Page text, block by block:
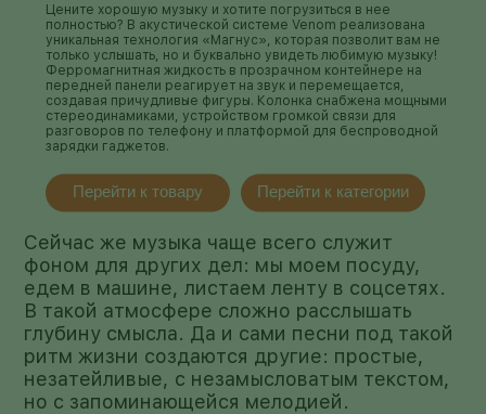
Цените хорошую музыку и хотите погрузиться в нее
полностью? В акустической системе Venom реализована
уникальная технология «Магнус», которая позволит вам не
только услышать, но и буквально увидеть любимую музыку!
Ферромагнитная жидкость в прозрачном контейнере на
передней панели реагирует на звук и перемещается,
создавая причудливые фигуры. Колонка снабжена мощными
стереодинамиками, устройством громкой связи для
разговоров по телефону и платформой для беспроводной
зарядки гаджетов.
Перейти к товару Перейти к категории
Сейчас же музыка чаще всего служит
фоном для других дел: мы моем посуду,
едем в машине, листаем ленту в соцсетях.
В такой атмосфере сложно расслышать
глубину смысла. Да и сами песни под такой
ритм жизни создаются другие: простые,
незатейливые, с незамысловатым текстом,
но с запоминающейся мелодией.